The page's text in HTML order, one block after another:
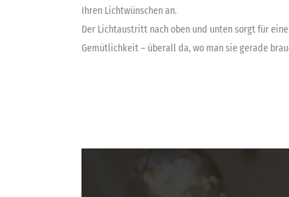
Ihren Lichtwünschen an.
Der Lichtaustritt nach oben und unten sorgt für
Gemütlichkeit – überall da, wo man sie gerade